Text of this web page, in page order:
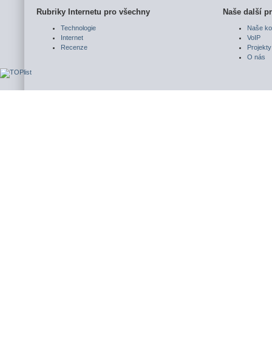
Rubriky Internetu pro všechny
Technologie
Internet
Recenze
Naše další
Naše
VoIP
Projekty
O nás